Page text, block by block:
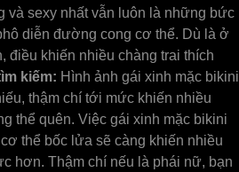
và sexy nhất vẫn luôn là những bức
diễn đường cong cơ thể. Dù là ở
điều khiến nhiều chàng trai thích
kiếm: Hình ảnh gái xinh mặc bikini
thậm chí tới mức khiến nhiều
thể quên. Việc gái xinh mặc bikini
thể bốc lửa sẽ càng khiến nhiều
hơn. Thậm chí nếu là phái nữ, bạn